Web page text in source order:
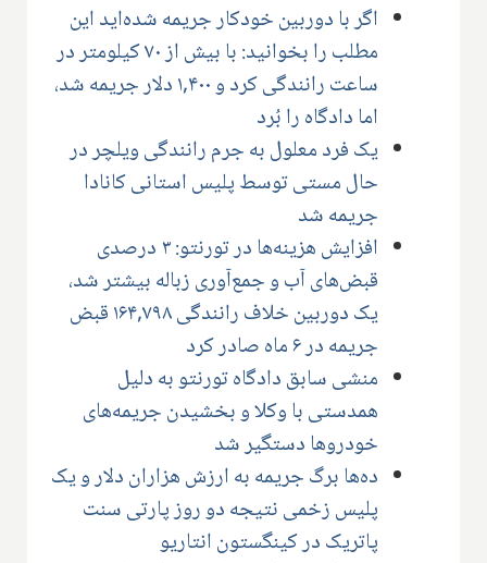
اگر با دوربین خودکار جریمه شده‌اید این
مطلب را بخوانید: با بیش از ۷۰ کیلومتر در
ساعت رانندگی کرد و ۱,۴۰۰ دلار جریمه شد،
اما دادگاه را بُرد
یک فرد معلول به جرم رانندگی ویلچر در
حال مستی توسط پلیس استانی کانادا
جریمه شد
افزایش هزینه‌ها در تورنتو: ۳ درصدی
قبض‌های آب و جمع‌آوری زباله بیشتر شد،
یک دوربین خلاف رانندگی ۱۶۴,۷۹۸ قبض
جریمه در ۶ ماه صادر کرد
منشی سابق دادگاه تورنتو به دلیل
همدستی با وکلا و بخشیدن جریمه‌های
خودروها دستگیر شد
ده‌ها برگ جریمه به ارزش هزاران دلار و یک
پلیس زخمی نتیجه دو روز پارتی سنت
پاتریک در کینگستون انتاریو